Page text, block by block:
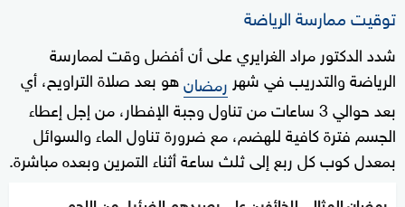
توقيت ممارسة الرياضة
شدد الدكتور مراد الغرايري على أن أفضل وقت لممارسة
الرياضة والتدريب في شهر رمضانهو بعد صلاة التراويح، أي
بعد حوالي 3 ساعات من تناول وجبة الإفطار، من إجل إعطاء
الجسم فترة كافية للهضم، مع ضرورة تناول الماء والسوائل
بمعدل كوب كل ربع إلى ثلث ساعة أثناء التمرين وبعده مباشرة.